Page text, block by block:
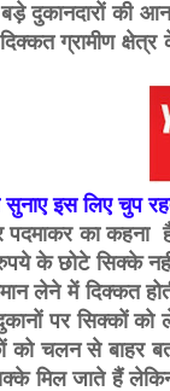
दुकानदारों की
ग्रामीण
इस लिए चुप
पदमाकर का
के छोटे सिक्के
लेने में दिक्कत
पर सिक्कों को
चलन से बाहर
मिल जाते हैं